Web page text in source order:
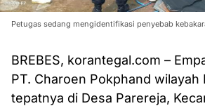
Petugas sedang mengidentifikasi penyebab
BREBES, korantegal.com –
PT. Charoen Pokphand wilayah
tepatnya di Desa Parereja,